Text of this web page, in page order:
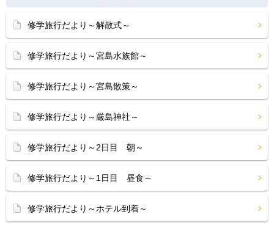
修学旅行だより～解散式～
修学旅行だより～宮島水族館～
修学旅行だより～宮島散策～
修学旅行だより～厳島神社～
修学旅行だより～2日目 朝～
修学旅行だより～1日目 昼食～
修学旅行だより～ホテル到着～